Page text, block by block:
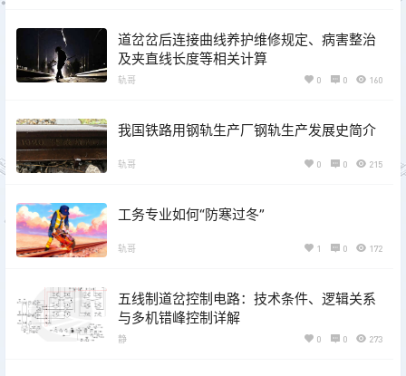
道岔岔后连接曲线养护维修规定、病害整治
及夹直线长度等相关计算
轨哥 0 0 160
我国铁路用钢轨生产厂钢轨生产发展史简介
轨哥 0 0 215
工务专业如何“防寒过冬”
轨哥 1 0 172
五线制道岔控制电路：技术条件、逻辑关系
与多机错峰控制详解
静 0 0 273